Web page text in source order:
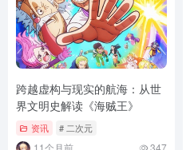
跨越虚构与现实的航海：从世
界文明史解读《海贼王》
资讯 # 二次元
11个月前 347